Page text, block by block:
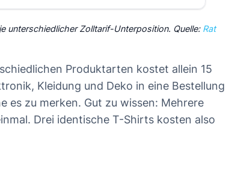
unterschiedlicher Zolltarif-Unterposition. Quelle: Rat
Produktarten kostet allein 15
Kleidung und Deko in eine Bestellung
es zu merken. Gut zu wissen: Mehrere
Drei identische T-Shirts kosten also